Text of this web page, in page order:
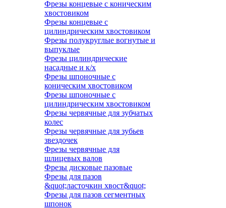
Фрезы концевые с коническим
хвостовиком
Фрезы концевые с
цилиндрическим хвостовиком
Фрезы полукруглые вогнутые и
выпуклые
Фрезы цилиндрические
насадные и к/х
Фрезы шпоночные с
коническим хвостовиком
Фрезы шпоночные с
цилиндрическим хвостовиком
Фрезы червячные для зубчатых
колес
Фрезы червячные для зубьев
звездочек
Фрезы червячные для
шлицевых валов
Фрезы дисковые пазовые
Фрезы для пазов
&quot;ласточкин хвост&quot;
Фрезы для пазов сегментных
шпонок